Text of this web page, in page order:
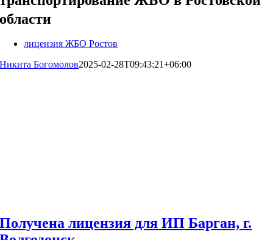
области
лицензия ЖБО Ростов
Никита Богомолов2025-02-28T09:43:21+06:00
Получена лицензия для ИП Барган, г.